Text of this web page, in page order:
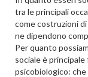
tra le principali
come costruzioni
ne dipendono
Per quanto
sociale è
psicobiologico: